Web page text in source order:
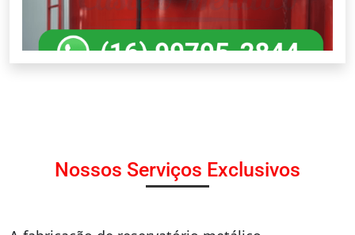
Nossos Serviços Exclusivos